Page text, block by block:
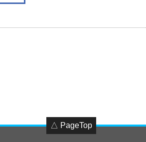
△ PageTop